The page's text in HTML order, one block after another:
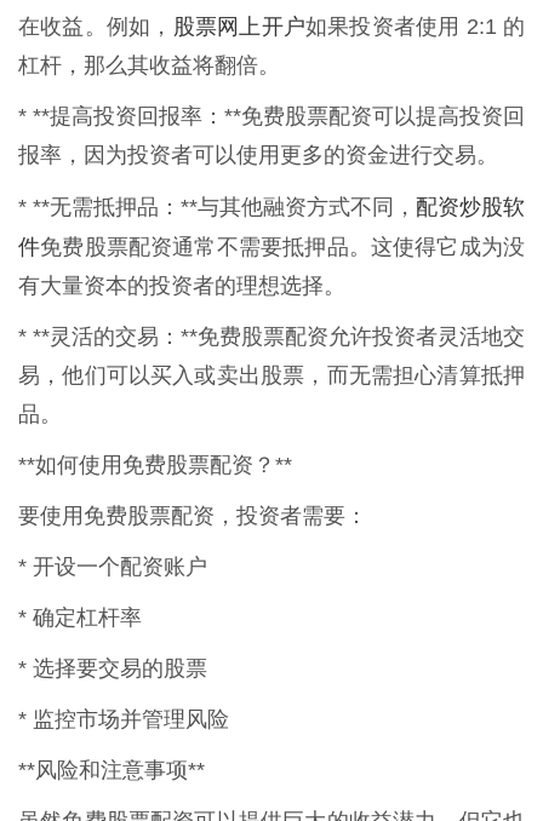
在收益。例如， 股票网上开户如果投资者使用 2:1 的
杠杆，那么其收益将翻倍。
* **提高投资回报率：**免费股票配资可以提高投资回
报率，因为投资者可以使用更多的资金进行交易。
* **无需抵押品：**与其他融资方式不同， 配资炒股软
件免费股票配资通常不需要抵押品。这使得它成为没
有大量资本的投资者的理想选择。
* **灵活的交易：**免费股票配资允许投资者灵活地交
易，他们可以买入或卖出股票，而无需担心清算抵押
品。
**如何使用免费股票配资？**
要使用免费股票配资，投资者需要：
* 开设一个配资账户
* 确定杠杆率
* 选择要交易的股票
* 监控市场并管理风险
**风险和注意事项**